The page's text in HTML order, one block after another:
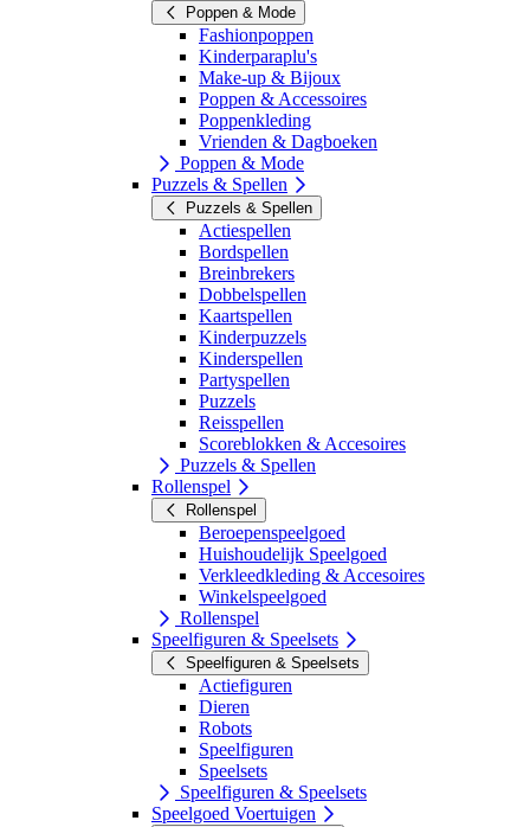
Poppen & Mode
Fashionpoppen
Kinderparaplu's
Make-up & Bijoux
Poppen & Accessoires
Poppenkleding
Vrienden & Dagboeken
Poppen & Mode
Puzzels & Spellen
Puzzels & Spellen
Actiespellen
Bordspellen
Breinbrekers
Dobbelspellen
Kaartspellen
Kinderpuzzels
Kinderspellen
Partyspellen
Puzzels
Reisspellen
Scoreblokken & Accesoires
Puzzels & Spellen
Rollenspel
Rollenspel
Beroepenspeelgoed
Huishoudelijk Speelgoed
Verkleedkleding & Accesoires
Winkelspeelgoed
Rollenspel
Speelfiguren & Speelsets
Speelfiguren & Speelsets
Actiefiguren
Dieren
Robots
Speelfiguren
Speelsets
Speelfiguren & Speelsets
Speelgoed Voertuigen